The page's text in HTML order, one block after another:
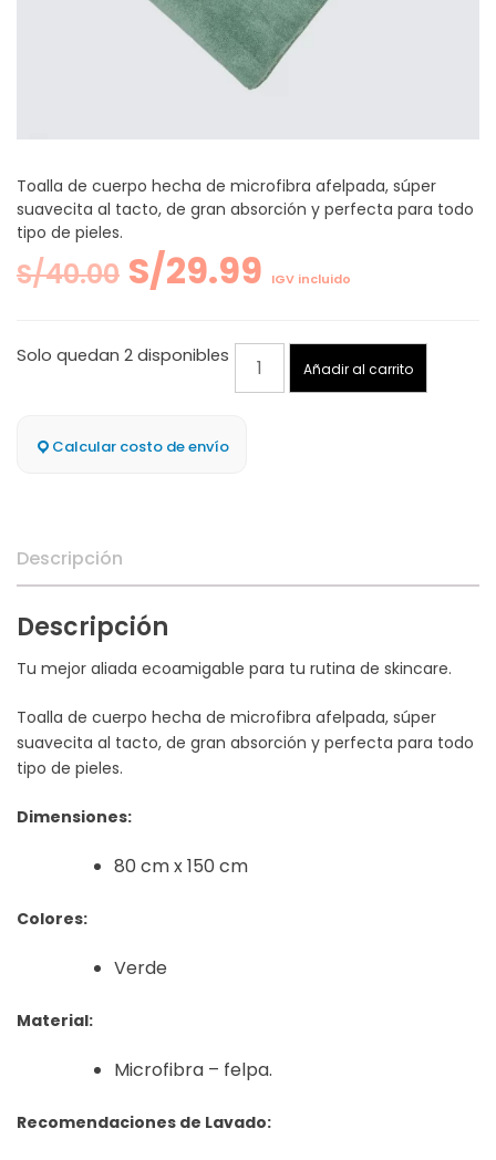
Toalla de cuerpo hecha de microfibra afelpada, súper
suavecita al tacto, de gran absorción y perfecta para todo
tipo de pieles.
S/40.00 El
original
era:
S/29.99 El
actual
IGV incluido
Solo quedan 2 disponibles
Toalla
Añadir al carrito
Calcular costo de envío
Descripción
Descripción
Tu mejor aliada ecoamigable para tu rutina de skincare.
Toalla de cuerpo hecha de microfibra afelpada, súper
suavecita al tacto, de gran absorción y perfecta para todo
tipo de pieles.
Dimensiones:
80 cm x 150 cm
Colores:
Verde
Material:
Microfibra – felpa.
Recomendaciones de Lavado: